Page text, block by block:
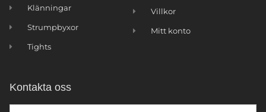
Klänningar
Strumpbyxor
Tights
Villkor
Mitt konto
Kontakta oss